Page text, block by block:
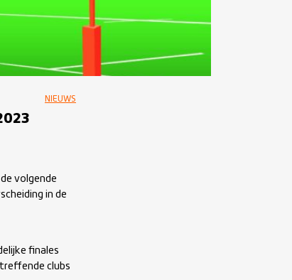
NIEUWS
volgende
in de
finales
clubs